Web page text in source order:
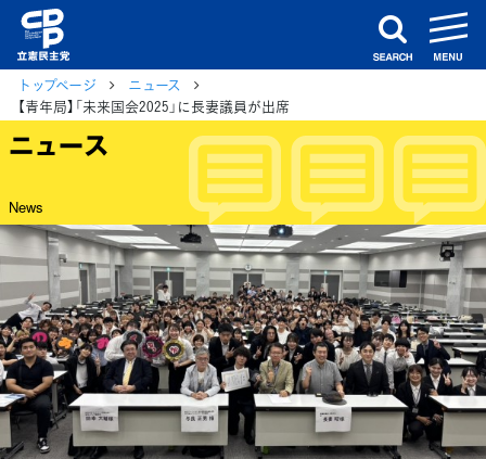
search
トップページ
ニュース
【青年局】「未来国会2025」に長妻議員が出席
ニュース
News